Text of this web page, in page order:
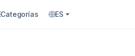
Categorías ES